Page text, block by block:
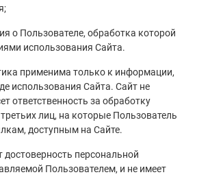
о Пользователе, обработка которой
использования Сайта.
применима только к информации,
использования Сайта. Сайт не
ответственность за обработку
лиц, на которые Пользователь
доступным на Сайте.
достоверность персональной
Пользователем, и не имеет